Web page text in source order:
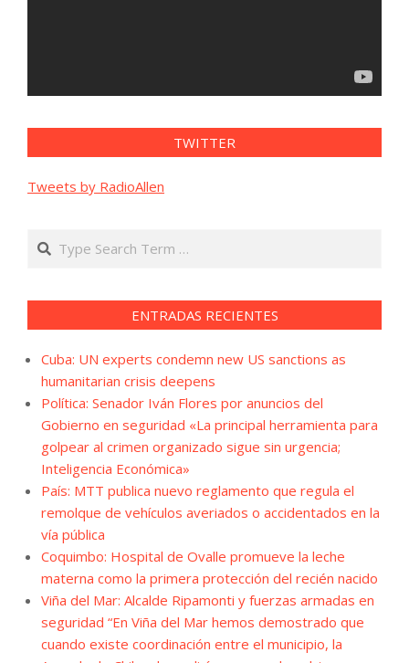
TWITTER
Tweets by RadioAllen
Search
ENTRADAS RECIENTES
Cuba: UN experts condemn new US sanctions as
humanitarian crisis deepens
Política: Senador Iván Flores por anuncios del
Gobierno en seguridad «La principal herramienta para
golpear al crimen organizado sigue sin urgencia;
Inteligencia Económica»
País: MTT publica nuevo reglamento que regula el
remolque de vehículos averiados o accidentados en la
vía pública
Coquimbo: Hospital de Ovalle promueve la leche
materna como la primera protección del recién nacido
Viña del Mar: Alcalde Ripamonti y fuerzas armadas en
seguridad “En Viña del Mar hemos demostrado que
cuando existe coordinación entre el municipio, la